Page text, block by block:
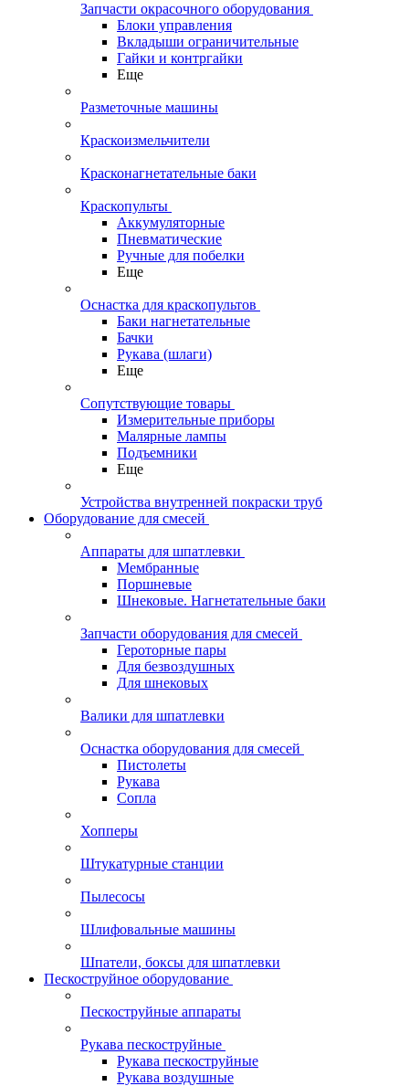
Запчасти окрасочного оборудования
Блоки управления
Вкладыши ограничительные
Гайки и контргайки
Еще
Разметочные машины
Краскоизмельчители
Красконагнетательные баки
Краскопульты
Аккумуляторные
Пневматические
Ручные для побелки
Еще
Оснастка для краскопультов
Баки нагнетательные
Бачки
Рукава (шлаги)
Еще
Сопутствующие товары
Измерительные приборы
Малярные лампы
Подъемники
Еще
Устройства внутренней покраски труб
Оборудование для смесей
Аппараты для шпатлевки
Мембранные
Поршневые
Шнековые. Нагнетательные баки
Запчасти оборудования для смесей
Героторные пары
Для безвоздушных
Для шнековых
Валики для шпатлевки
Оснастка оборудования для смесей
Пистолеты
Рукава
Сопла
Хопперы
Штукатурные станции
Пылесосы
Шлифовальные машины
Шпатели, боксы для шпатлевки
Пескоструйное оборудование
Пескоструйные аппараты
Рукава пескоструйные
Рукава пескоструйные
Рукава воздушные